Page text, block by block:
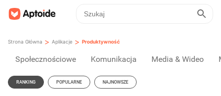
Strona Główna > Aplikacje > Produktywność
Społecznościowe Komunikacja Media & Wideo
RANKING POPULARNE NAJNOWSZE